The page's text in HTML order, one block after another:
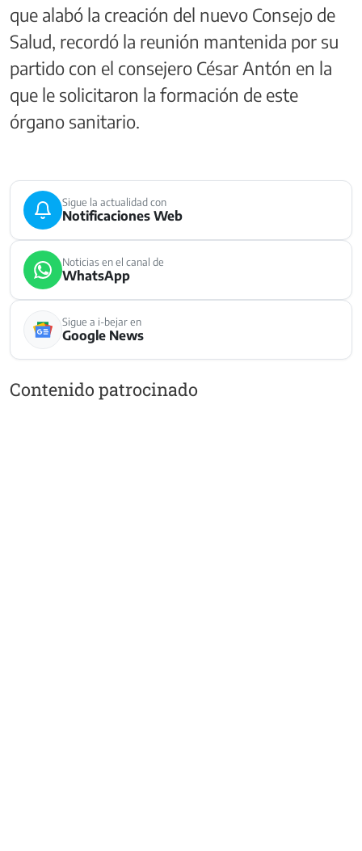
que alabó la creación del nuevo Consejo de
Salud, recordó la reunión mantenida por su
partido con el consejero César Antón en la
que le solicitaron la formación de este
órgano sanitario.
Sigue la actualidad con
Notificaciones Web
Noticias en el canal de
WhatsApp
Sigue a i-bejar en
Google News
Contenido patrocinado